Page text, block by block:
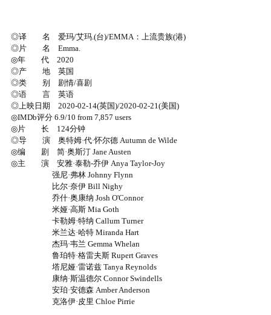
◎译 名 爱玛/艾玛.(台)/EMMA：上流贵族(港)
◎片 名 Emma.
◎年 代 2020
◎产 地 英国
◎类 别 剧情/喜剧
◎语 言 英语
◎上映日期 2020-02-14(英国)/2020-02-21(美国)
◎IMDb评分 6.9/10 from 7,857 users
◎片 长 124分钟
◎导 演 奥特姆·代·怀尔德 Autumn de Wilde
◎编 剧 简·奥斯汀 Jane Austen
◎主 演 安雅·泰勒-乔伊 Anya Taylor-Joy
强尼·弗林 Johnny Flynn
比尔·奈伊 Bill Nighy
乔什·奥康纳 Josh O'Connor
米娅·高斯 Mia Goth
卡勒姆·特纳 Callum Turner
米兰达·哈特 Miranda Hart
杰玛·韦兰 Gemma Whelan
鲁珀特·格雷夫斯 Rupert Graves
塔尼娅·雷诺兹 Tanya Reynolds
康纳·斯温德尔 Connor Swindells
安珀·安德森 Amber Anderson
克洛伊·皮里 Chloe Pirrie